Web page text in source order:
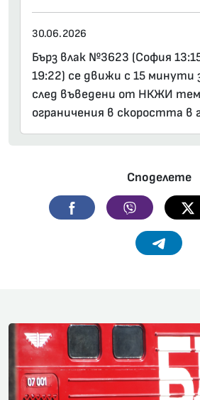
30.06.2026
Бърз влак №3623 (София
19:22) се движи с 15 минути
след въведени от НКЖИ
ограничения в скоростта в
Споделете
Facebook Viber